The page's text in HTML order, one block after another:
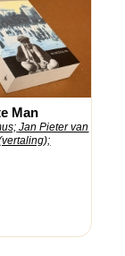
Man
Jan Pieter van